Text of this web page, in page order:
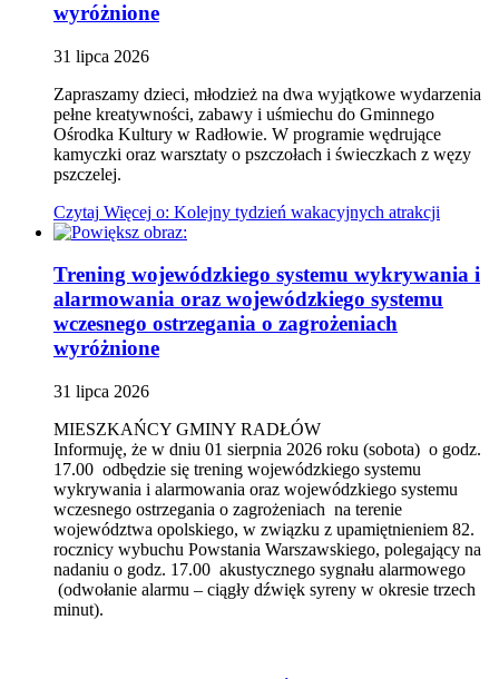
wyróżnione
31 lipca 2026
Zapraszamy dzieci, młodzież na dwa wyjątkowe wydarzenia
pełne kreatywności, zabawy i uśmiechu do Gminnego
Ośrodka Kultury w Radłowie. W programie wędrujące
kamyczki oraz warsztaty o pszczołach i świeczkach z węzy
pszczelej.
Czytaj Więcej o: Kolejny tydzień wakacyjnych atrakcji
Trening wojewódzkiego systemu wykrywania i
alarmowania oraz wojewódzkiego systemu
wczesnego ostrzegania o zagrożeniach
wyróżnione
31 lipca 2026
MIESZKAŃCY GMINY RADŁÓW
Informuję, że w dniu 01 sierpnia 2026 roku (sobota) o godz.
17.00 odbędzie się trening wojewódzkiego systemu
wykrywania i alarmowania oraz wojewódzkiego systemu
wczesnego ostrzegania o zagrożeniach na terenie
województwa opolskiego, w związku z upamiętnieniem 82.
rocznicy wybuchu Powstania Warszawskiego, polegający na
nadaniu o godz. 17.00 akustycznego sygnału alarmowego
(odwołanie alarmu – ciągły dźwięk syreny w okresie trzech
minut).